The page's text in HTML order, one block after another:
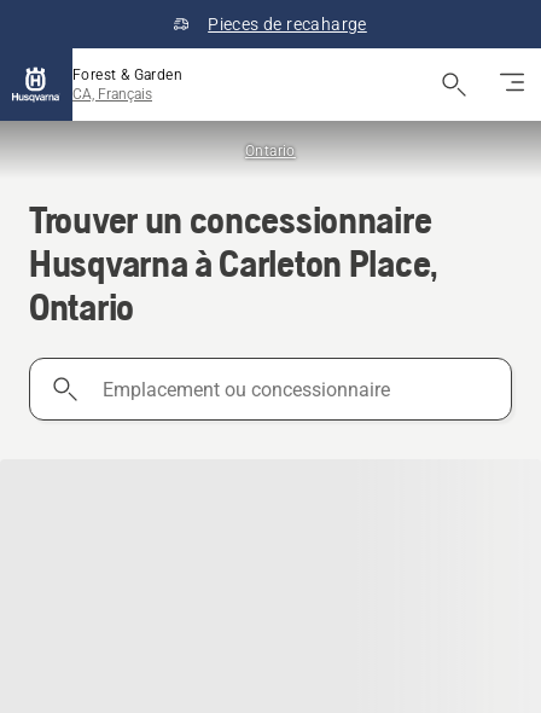
Pieces de recaharge
Forest & Garden
CA, Français
Ontario
Trouver un concessionnaire
Husqvarna à Carleton Place,
Ontario
Emplacement